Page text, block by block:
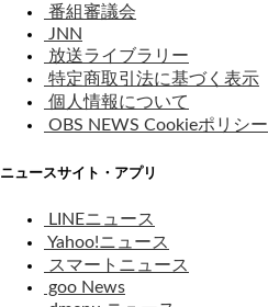
番組審議会
JNN
放送ライブラリー
特定商取引法に基づく表示
個人情報について
OBS NEWS Cookieポリシー
ニュースサイト・アプリ
LINEニュース
Yahoo!ニュース
スマートニュース
goo News